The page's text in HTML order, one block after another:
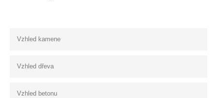
Vzhled kamene
Vzhled dřeva
Vzhled betonu